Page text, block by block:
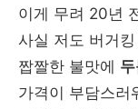
이게 무려 20년
사실 저도 버거
짭짤한 불맛에
가격이 부담스러